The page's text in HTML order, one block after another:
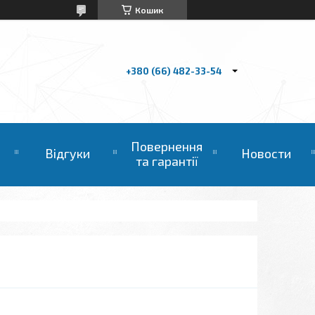
Кошик
+380 (66) 482-33-54
Відгуки
Повернення
та гарантії
Новости